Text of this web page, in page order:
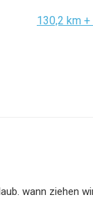
130,2 km
wann ziehen